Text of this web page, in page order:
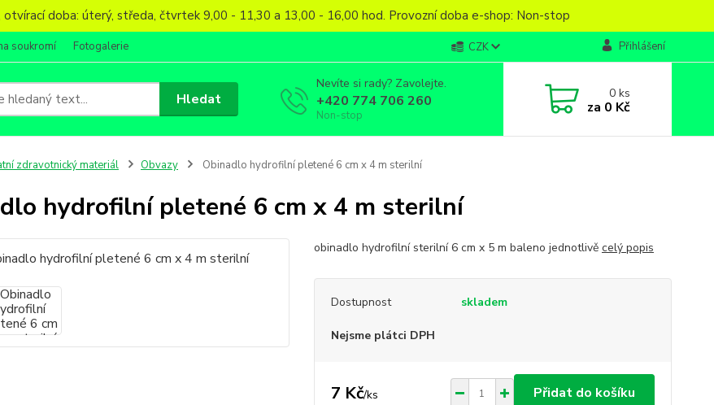
otvírací doba: úterý, středa, čtvrtek 9,00 - 11,30 a 13,00 - 16,00 hod. Provozní doba e-shop: Non-stop
soukromí Fotogalerie CZK Přihlášení
Hledat
Nevíte si rady? Zavolejte.
+420 774 706 260
Non-stop
0ks
za 0 Kč
zdravotnický materiál Obvazy Obinadlo hydrofilní pletené 6 cm x 4 m sterilní
hydrofilní pletené 6 cm x 4 m sterilní
obinadlo hydrofilní sterilní 6 cm x 5 m baleno jednotlivě celý popis
Dostupnost skladem
Nejsme plátci DPH
7 Kč/ks Přidat do košíku